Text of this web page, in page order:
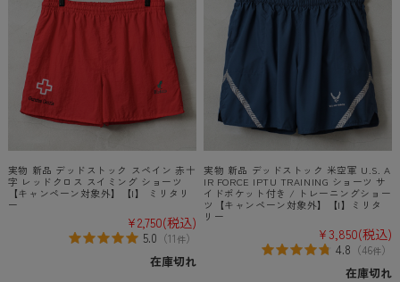
実物 新品 デッドストック スペイン 赤十
字 レッドクロス スイミング ショーツ
【キャンペーン対象外】【I】 ミリタリ
ー
¥2,750(税込)
5.0 （11件）
在庫切れ
実物 新品 デッドストック 米空軍 U.S. A
IR FORCE IPTU TRAINING ショーツ サ
イドポケット付き / トレーニングショー
ツ【キャンペーン対象外】【I】ミリタ
リー
¥3,850(税込)
4.8 （46件）
在庫切れ